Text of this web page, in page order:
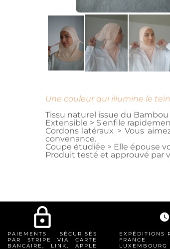
watch_later
EXPÉDITIONS
FRANCE
LUXEMBOURG
lock_outline
PAIEMENTS SÉCURISÉS
PAR STRIPE VIA CARTE
BANCAIRE, LINK, APPLE
Une couleur qui illumine le
Tissu naturel issue du
Extensible > S'enfile
Cordons latéraux > Vous
convenance.
Coupe étudiée > Elle épouse
Produit testé et approuvé par